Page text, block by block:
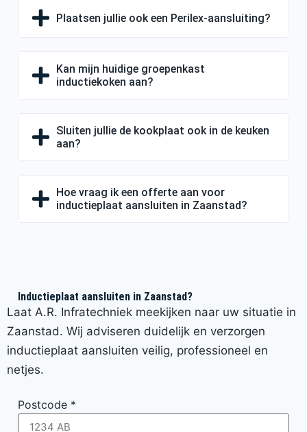
Plaatsen jullie ook een Perilex-aansluiting?
Kan mijn huidige groepenkast
inductiekoken aan?
Sluiten jullie de kookplaat ook in de keuken
aan?
Hoe vraag ik een offerte aan voor
inductieplaat aansluiten in Zaanstad?
Inductieplaat aansluiten in Zaanstad?
Laat A.R. Infratechniek meekijken naar uw situatie in
Zaanstad. Wij adviseren duidelijk en verzorgen
inductieplaat aansluiten veilig, professioneel en
netjes.
Postcode *